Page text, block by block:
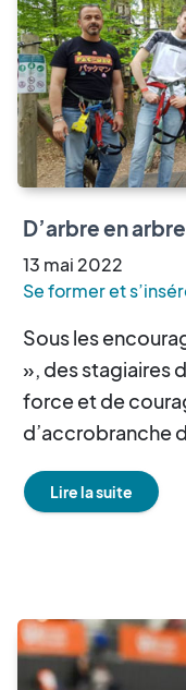
D’arbre en
13 mai 2022
Se former et
Sous les
», des stagiaires
force et de
d’accrobranche
Lire la suite